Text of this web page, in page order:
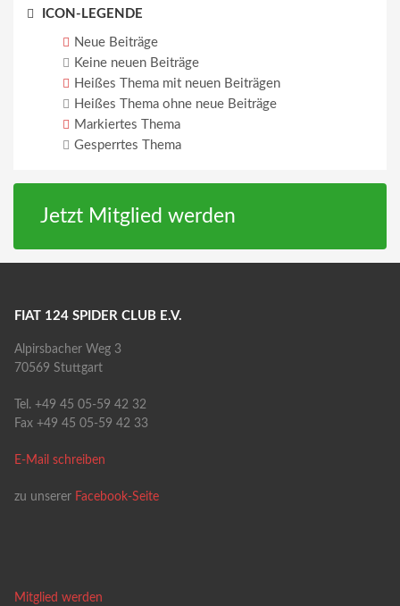
ICON-LEGENDE
Neue Beiträge
Keine neuen Beiträge
Heißes Thema mit neuen Beiträgen
Heißes Thema ohne neue Beiträge
Markiertes Thema
Gesperrtes Thema
Jetzt Mitglied werden
FIAT 124 SPIDER CLUB E.V.
Alpirsbacher Weg 3
70569 Stuttgart
Tel. +49 45 05-59 42 32
Fax +49 45 05-59 42 33
E-Mail schreiben
zu unserer Facebook-Seite
Mitglied werden